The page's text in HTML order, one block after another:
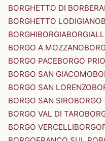
BORGHETTO DI BORBERA
BORGHETTO LODIGIANO
BORGHIBORGIA
BORGO A MOZZANO
BORGO PACEBORGO
BORGO SAN GIACOMO
BORGO SAN LORENZO
BORGO SAN SIROBORGO
BORGO VAL DI TARO
BORGO VERCELLI